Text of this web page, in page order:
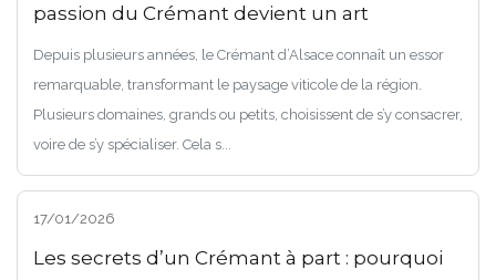
passion du Crémant devient un art
Depuis plusieurs années, le Crémant d’Alsace connaît un essor
remarquable, transformant le paysage viticole de la région.
Plusieurs domaines, grands ou petits, choisissent de s’y consacrer,
voire de s’y spécialiser. Cela s...
17/01/2026
Les secrets d’un Crémant à part : pourquoi